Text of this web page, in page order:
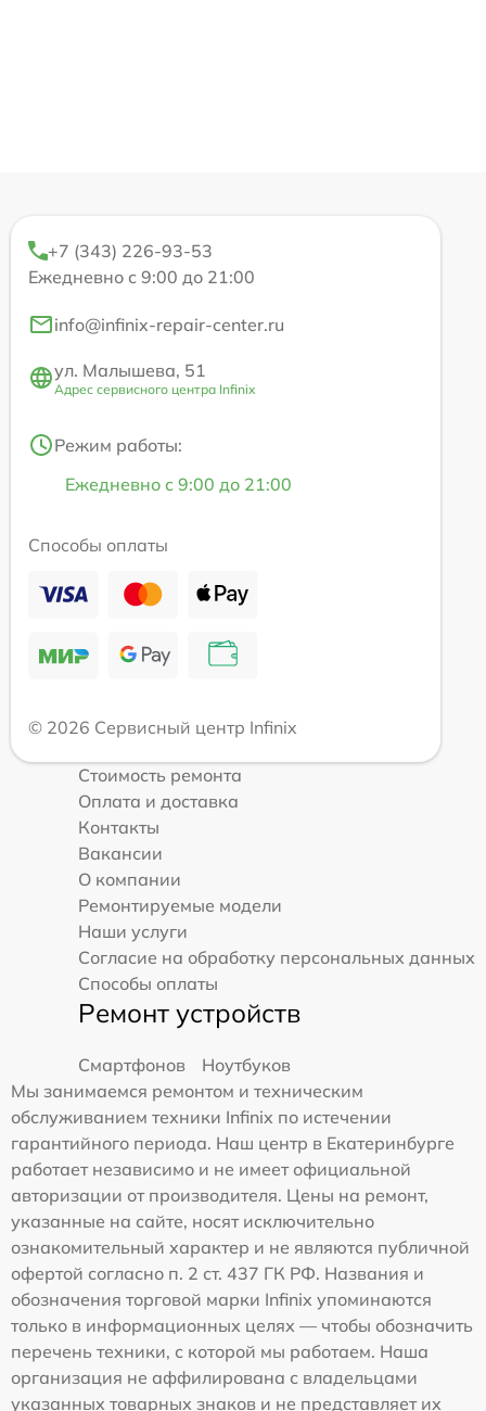
+7 (343) 226-93-53
Ежедневно с 9:00 до 21:00
info@infinix-repair-center.ru
ул. Малышева, 51
Адрес сервисного центра Infinix
Режим работы:
Ежедневно с 9:00 до 21:00
Способы оплаты
© 2026 Сервисный центр Infinix
Стоимость ремонта
Оплата и доставка
Контакты
Вакансии
О компании
Ремонтируемые модели
Наши услуги
Согласие на обработку персональных данных
Способы оплаты
Ремонт устройств
Смартфонов
Ноутбуков
Мы занимаемся ремонтом и техническим
обслуживанием техники Infinix по истечении
гарантийного периода. Наш центр в Екатеринбурге
работает независимо и не имеет официальной
авторизации от производителя. Цены на ремонт,
указанные на сайте, носят исключительно
ознакомительный характер и не являются публичной
офертой согласно п. 2 ст. 437 ГК РФ. Названия и
обозначения торговой марки Infinix упоминаются
только в информационных целях — чтобы обозначить
перечень техники, с которой мы работаем. Наша
организация не аффилирована с владельцами
указанных товарных знаков и не представляет их